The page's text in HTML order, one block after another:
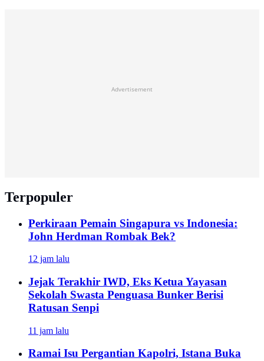
Advertisement
Terpopuler
Perkiraan Pemain Singapura vs Indonesia:
John Herdman Rombak Bek?
12 jam lalu
Jejak Terakhir IWD, Eks Ketua Yayasan
Sekolah Swasta Penguasa Bunker Berisi
Ratusan Senpi
11 jam lalu
Ramai Isu Pergantian Kapolri, Istana Buka